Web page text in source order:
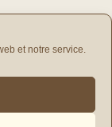
et notre service.